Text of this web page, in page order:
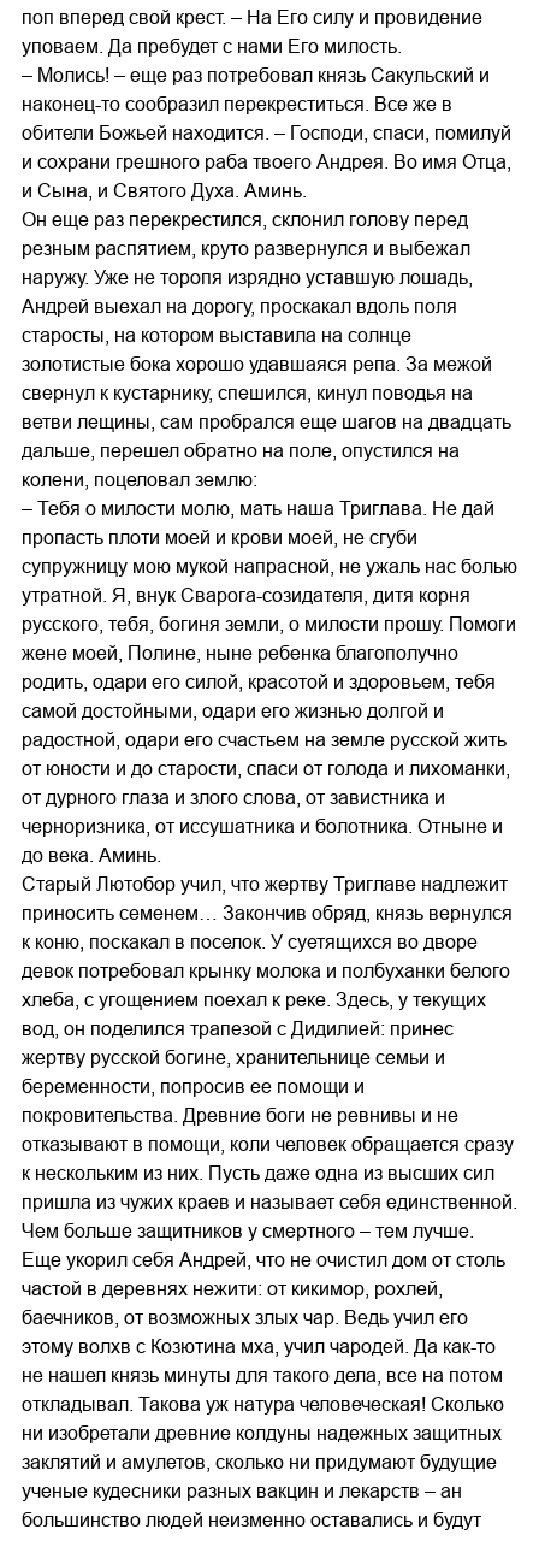
поп вперед свой крест. – На Его силу и провидение
уповаем. Да пребудет с нами Его милость.
– Молись! – еще раз потребовал князь Сакульский и
наконец-то сообразил перекреститься. Все же в
обители Божьей находится. – Господи, спаси, помилуй
и сохрани грешного раба твоего Андрея. Во имя Отца,
и Сына, и Святого Духа. Аминь.
Он еще раз перекрестился, склонил голову перед
резным распятием, круто развернулся и выбежал
наружу. Уже не торопя изрядно уставшую лошадь,
Андрей выехал на дорогу, проскакал вдоль поля
старосты, на котором выставила на солнце
золотистые бока хорошо удавшаяся репа. За межой
свернул к кустарнику, спешился, кинул поводья на
ветви лещины, сам пробрался еще шагов на двадцать
дальше, перешел обратно на поле, опустился на
колени, поцеловал землю:
– Тебя о милости молю, мать наша Триглава. Не дай
пропасть плоти моей и крови моей, не сгуби
супружницу мою мукой напрасной, не ужаль нас болью
утратной. Я, внук Сварога-созидателя, дитя корня
русского, тебя, богиня земли, о милости прошу. Помоги
жене моей, Полине, ныне ребенка благополучно
родить, одари его силой, красотой и здоровьем, тебя
самой достойными, одари его жизнью долгой и
радостной, одари его счастьем на земле русской жить
от юности и до старости, спаси от голода и лихоманки,
от дурного глаза и злого слова, от завистника и
черноризника, от иссушатника и болотника. Отныне и
до века. Аминь.
Старый Лютобор учил, что жертву Триглаве надлежит
приносить семенем… Закончив обряд, князь вернулся
к коню, поскакал в поселок. У суетящихся во дворе
девок потребовал крынку молока и полбуханки белого
хлеба, с угощением поехал к реке. Здесь, у текущих
вод, он поделился трапезой с Дидилией: принес
жертву русской богине, хранительнице семьи и
беременности, попросив ее помощи и
покровительства. Древние боги не ревнивы и не
отказывают в помощи, коли человек обращается сразу
к нескольким из них. Пусть даже одна из высших сил
пришла из чужих краев и называет себя единственной.
Чем больше защитников у смертного – тем лучше.
Еще укорил себя Андрей, что не очистил дом от столь
частой в деревнях нежити: от кикимор, рохлей,
баечников, от возможных злых чар. Ведь учил его
этому волхв с Козютина мха, учил чародей. Да как-то
не нашел князь минуты для такого дела, все на потом
откладывал. Такова уж натура человеческая! Сколько
ни изобретали древние колдуны надежных защитных
заклятий и амулетов, сколько ни придумают будущие
ученые кудесники разных вакцин и лекарств – ан
большинство людей неизменно оставались и будут